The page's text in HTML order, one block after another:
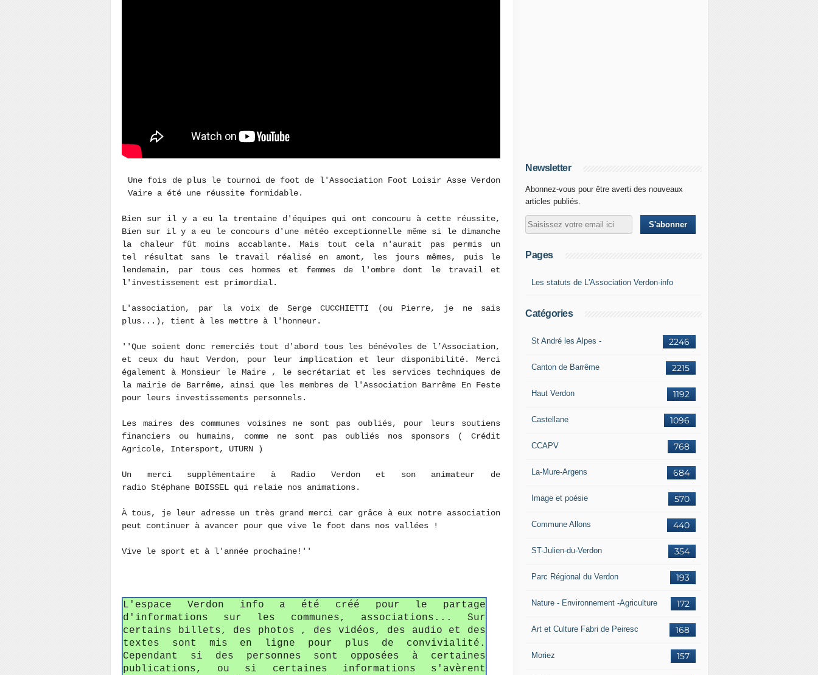
Une fois de plus le tournoi de foot de l'Association Foot Loisir Asse Verdon
Vaire a été une réussite formidable.
Bien sur il y a eu la trentaine d'équipes qui ont concouru à cette réussite,
Bien sur il y a eu le concours d'une météo exceptionnelle même si le dimanche
la chaleur fût moins accablante. Mais tout cela n'aurait pas permis un
tel résultat sans le travail réalisé en amont, les jours mêmes, puis le
lendemain, par tous ces hommes et femmes de l'ombre dont le travail et
l'investissement est primordial.
L'association, par la voix de Serge CUCCHIETTI (ou Pierre, je ne sais
plus...), tient à les mettre à l'honneur.
''Que soient donc remerciés tout d'abord tous les bénévoles de l’Association,
et ceux du haut Verdon, pour leur implication et leur disponibilité. Merci
également à Monsieur le Maire , le secrétariat et les services techniques de
la mairie de Barrême, ainsi que les membres de l'Association Barrême En Feste
pour leurs investissements personnels.
Les maires des communes voisines ne sont pas oubliés, pour leurs soutiens
financiers ou humains, comme ne sont pas oubliés nos sponsors ( Crédit
Agricole, Intersport, UTURN )
Un merci supplémentaire à Radio Verdon et son animateur de
radio Stéphane BOISSEL qui relaie nos animations.
À tous, je leur adresse un très grand merci car grâce à eux notre association
peut continuer à avancer pour que vive le foot dans nos vallées !
Vive le sport et à l'année prochaine!''
L'espace Verdon info a été créé pour le partage
d'informations sur les communes, associations... Sur
certains billets, des photos , des vidéos, des audio et des
textes sont mis en ligne pour plus de convivialité.
Cependant si des personnes sont opposées à certaines
publications, ou si certaines informations s'avèrent
Newsletter
Abonnez-vous pour être averti des nouveaux
articles publiés.
Pages
Les statuts de L'Association Verdon-info
Catégories
2246
St André les Alpes -
2215
Canton de Barrême
1192
Haut Verdon
1096
Castellane
768
CCAPV
684
La-Mure-Argens
570
Image et poésie
440
Commune Allons
354
ST-Julien-du-Verdon
193
Parc Régional du Verdon
172
Nature - Environnement -Agriculture
168
Art et Culture Fabri de Peiresc
157
Moriez